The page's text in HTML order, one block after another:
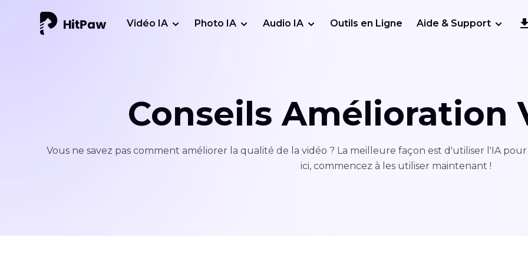
Vidéo IA Photo IA Audio IA Outils en Ligne Aide & Support
Conseils Amélioration
Vous ne savez pas comment améliorer la qualité de la vidéo ? La meilleure façon est d'utiliser l'IA
ici, commencez à les utiliser maintenant !